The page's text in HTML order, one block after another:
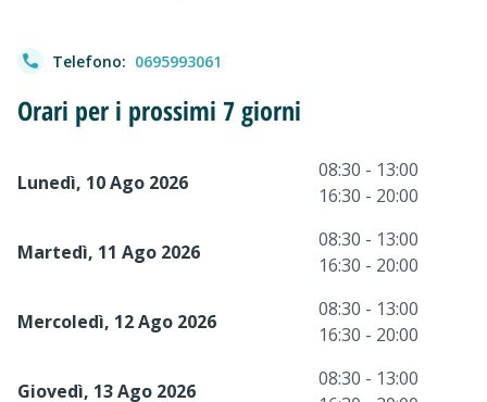
Telefono: 0695993061
Orari per i prossimi 7 giorni
Lunedì, 10 Ago 2026
08:30 - 13:00
16:30 - 20:00
Martedì, 11 Ago 2026
08:30 - 13:00
16:30 - 20:00
Mercoledì, 12 Ago 2026
08:30 - 13:00
16:30 - 20:00
Giovedì, 13 Ago 2026
08:30 - 13:00